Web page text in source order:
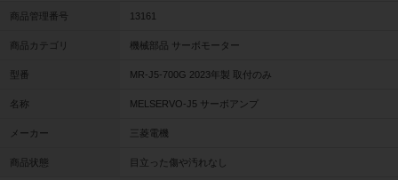
商品管理番号 13161
商品カテゴリ 機械部品 サーボモーター
型番 MR-J5-700G 2023年製 取付のみ
名称 MELSERVO-J5 サーボアンプ
メーカー 三菱電機
商品状態 目立った傷や汚れなし